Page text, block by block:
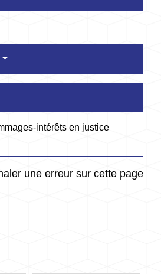
intérêts en justice
une erreur sur cette page